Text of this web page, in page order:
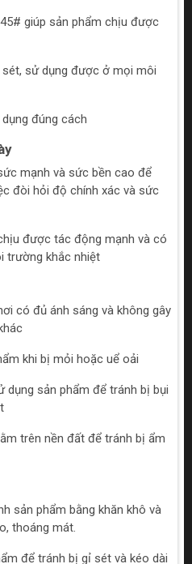
giúp sản phẩm chịu được
sử dụng được ở mọi môi
đúng cách
mạnh và sức bền cao để
đòi hỏi độ chính xác và sức
được tác động mạnh và có
trường khắc nhiệt
có đủ ánh sáng và không gây
khi bị mỏi hoặc uể oải
dụng sản phẩm để tránh bị bụi
trên nền đất để tránh bị ẩm
sản phẩm bằng khăn khô và
thoáng mát.
để tránh bị gỉ sét và kéo dài